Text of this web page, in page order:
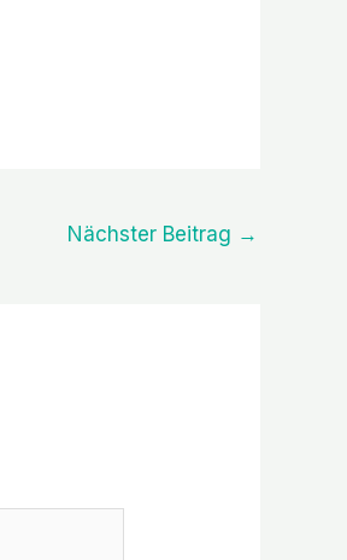
Nächster Beitrag →